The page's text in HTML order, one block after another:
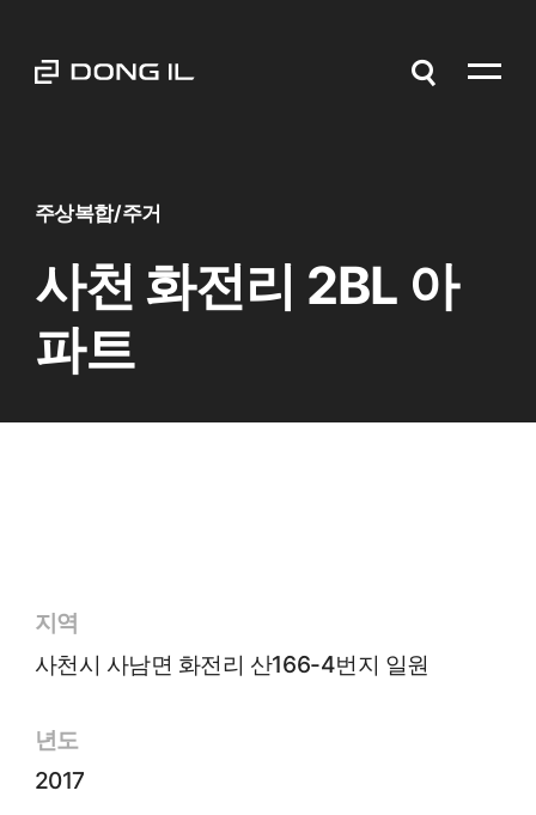
주상복합/주거
사천 화전리 2BL 아
파트
지역
사천시 사남면 화전리 산166-4번지 일원
년도
2017